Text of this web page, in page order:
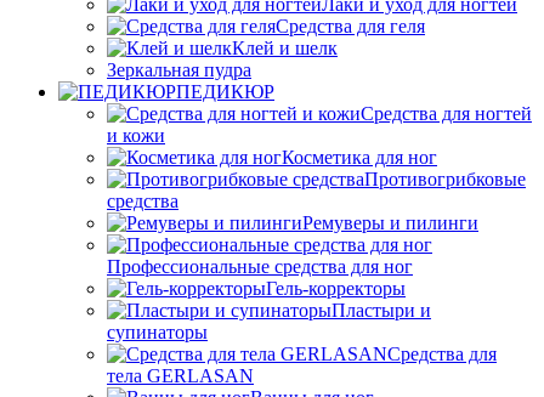
Лаки и уход для ногтей
Средства для геля
Клей и шелк
Зеркальная пудра
ПЕДИКЮР
Средства для ногтей
и кожи
Косметика для ног
Противогрибковые
средства
Ремуверы и пилинги
Профессиональные средства для ног
Гель-корректоры
Пластыри и
супинаторы
Средства для
тела GERLASAN